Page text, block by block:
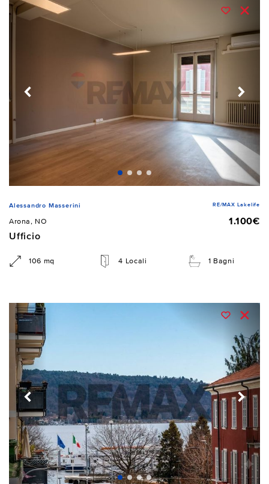
Alessandro Masserini RE/MAX Lakelife
Arona, NO
1.100€
Ufficio
106 mq 4 Locali 1 Bagni